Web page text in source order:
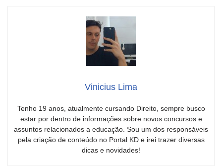
Vinicius Lima
Tenho 19 anos, atualmente cursando Direito, sempre busco
estar por dentro de informações sobre novos concursos e
assuntos relacionados a educação. Sou um dos responsáveis
pela criação de conteúdo no Portal KD e irei trazer diversas
dicas e novidades!